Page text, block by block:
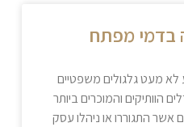
בדמי מפתח
לא מעט גלגולים משפטיים
הוותיקים והמוכרים ביותר
אשר התגוררו או ניהלו עסק